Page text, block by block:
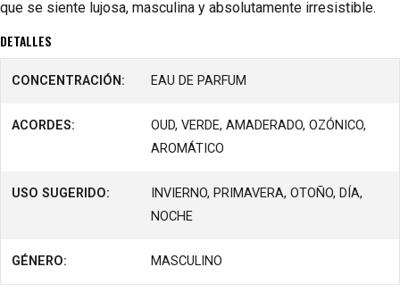
que se siente lujosa, masculina y absolutamente irresistible.
DETALLES
CONCENTRACIÓN: EAU DE PARFUM
ACORDES:
OUD, VERDE, AMADERADO, OZÓNICO,
AROMÁTICO
USO SUGERIDO:
INVIERNO, PRIMAVERA, OTOÑO, DÍA,
NOCHE
GÉNERO: MASCULINO